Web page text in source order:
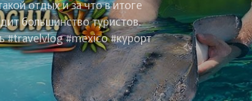
отдых и за что в итоге
большинство туристов.
#travelvlog #mexico #курорт